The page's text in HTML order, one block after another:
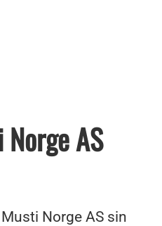
AS
Norge AS sin